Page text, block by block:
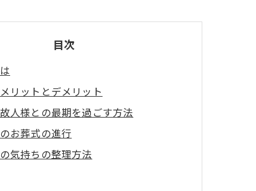
目次
リットとデメリット
人様との最期を過ごす方法
お葬式の進行
気持ちの整理方法